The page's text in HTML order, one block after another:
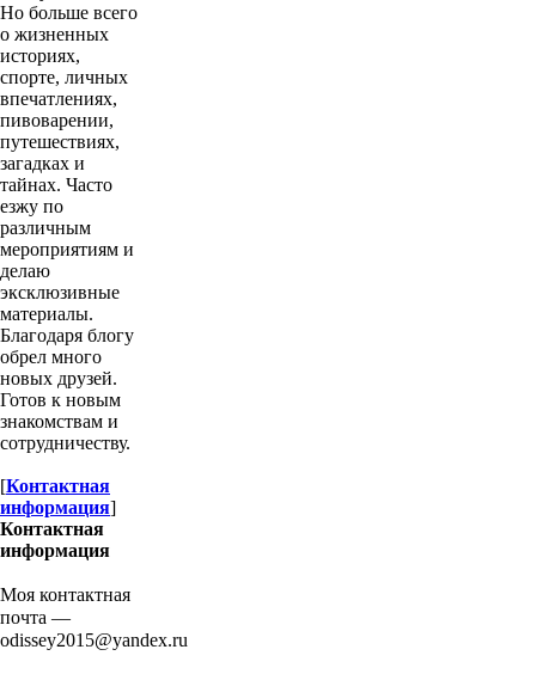
Но больше всего
о жизненных
историях,
спорте, личных
впечатлениях,
пивоварении,
путешествиях,
загадках и
тайнах. Часто
езжу по
различным
мероприятиям и
делаю
эксклюзивные
материалы.
Благодаря блогу
обрел много
новых друзей.
Готов к новым
знакомствам и
сотрудничеству.
[Контактная
информация]
Контактная
информация
Моя контактная
почта —
odissey2015@yandex.ru